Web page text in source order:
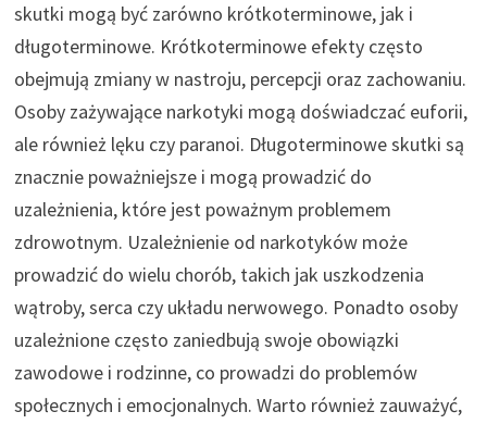
skutki mogą być zarówno krótkoterminowe, jak i
długoterminowe. Krótkoterminowe efekty często
obejmują zmiany w nastroju, percepcji oraz zachowaniu.
Osoby zażywające narkotyki mogą doświadczać euforii,
ale również lęku czy paranoi. Długoterminowe skutki są
znacznie poważniejsze i mogą prowadzić do
uzależnienia, które jest poważnym problemem
zdrowotnym. Uzależnienie od narkotyków może
prowadzić do wielu chorób, takich jak uszkodzenia
wątroby, serca czy układu nerwowego. Ponadto osoby
uzależnione często zaniedbują swoje obowiązki
zawodowe i rodzinne, co prowadzi do problemów
społecznych i emocjonalnych. Warto również zauważyć,